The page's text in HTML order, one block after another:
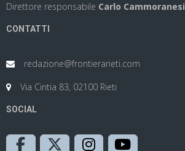
Direttore responsabile Carlo Cammoranesi
CONTATTI
redazione@frontierarieti.com
Via Cintia 83, 02100 Rieti
SOCIAL